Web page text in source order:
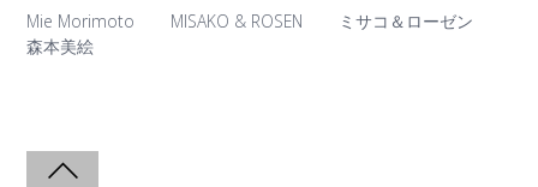
Mie Morimoto MISAKO & ROSEN
ミサコ＆ローゼン
森本美絵